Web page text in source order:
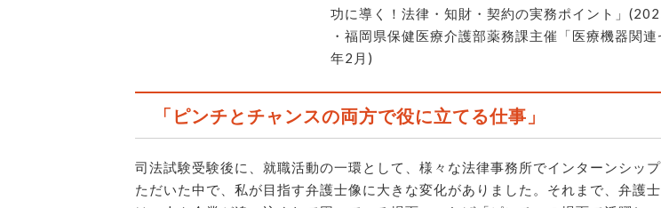
功に導く！法律・知財・契約の実務ポイント」
・福岡県保健医療介護部薬務課主催「医療機器関
年2月)
「ピンチとチャンスの両方で役に立てる仕事」
司法試験受験後に、就職活動の一環として、様々な法律事務所でインターンシッ
ただいた中で、私が目指す弁護士像に大きな変化がありました。それまで、弁護